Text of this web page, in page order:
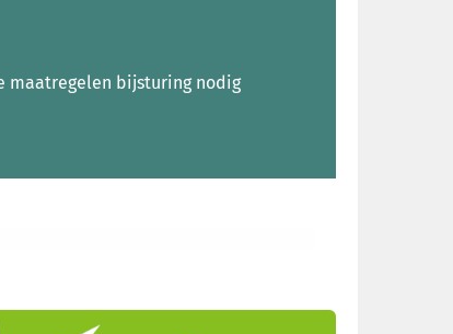
maatregelen bijsturing nodig